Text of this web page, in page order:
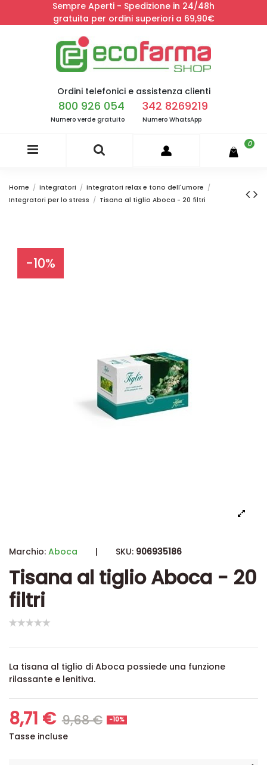
Sempre Aperti - Spedizione in 24/48h
gratuita per ordini superiori a 69,90€
Ordini telefonici e assistenza clienti
800 926 054
Numero verde gratuito
342 8269219
Numero WhatsApp
0
Home Integratori
Integratori relax e tono dell'umore
Integratori per lo stress
Tisana al tiglio Aboca - 20 filtri
-10%
Marchio: Aboca | SKU: 906935186
Tisana al tiglio Aboca - 20
filtri
La tisana al tiglio di Aboca possiede una funzione
rilassante e lenitiva.
8,71 € 9,68 € -10%
Tasse incluse